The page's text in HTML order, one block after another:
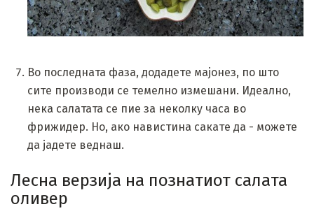
Во последната фаза, додадете мајонез, по што
сите производи се темелно измешани. Идеално,
нека салатата се пие за неколку часа во
фрижидер. Но, ако навистина сакате да - можете
да јадете веднаш.
Лесна верзија на познатиот салата
оливер